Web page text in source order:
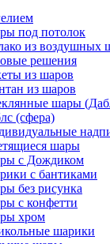
под потолок
из воздушных
решения
из шаров
из шаров
шары
(сфера)
шары
с Дождиком
с бантиками
без рисунка
с конфетти
хром
шарики